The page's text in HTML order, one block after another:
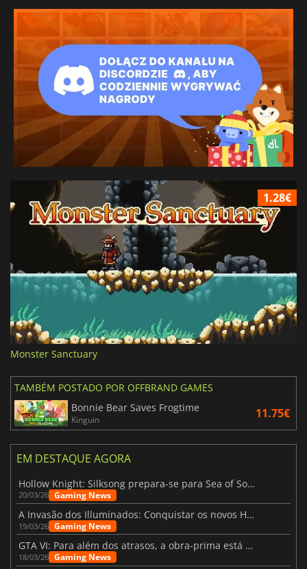
1.28€
Monster Sanctuary
TAMBÉM POSTADO POR OFFBRAND GAMES
Bonnie Bear Saves Frogtime
Kinguin 11.75€
EM DESTAQUE AGORA
Hollow Knight: Silksong prepara-se para Sea of Sorrow com um patch
20/03/26 Gaming News
A Invasão dos Illuminados: Conquistar os novos Helldivers 2 Atualização!
19/03/26 Gaming News
GTA VI: Para além dos atrasos, a obra-prima está quase a chegar
18/03/26 Gaming News